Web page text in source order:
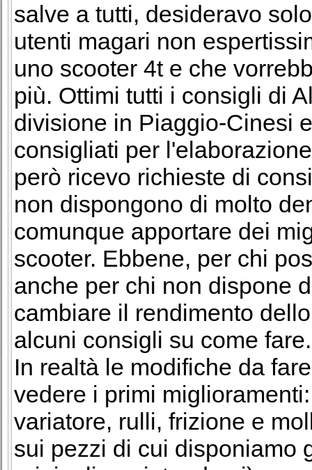
salve a tutti, desideravo
utenti magari non
uno scooter 4t e che
più. Ottimi tutti i consigli di
divisione in Piaggio-Cinesi
consigliati per
però ricevo richieste di
non dispongono di molto
comunque apportare dei
scooter. Ebbene, per chi
anche per chi non dispone
cambiare il rendimento
alcuni consigli su come fare.
In realtà le modifiche da
vedere i primi
variatore, rulli, frizione e
sui pezzi di cui disponiamo